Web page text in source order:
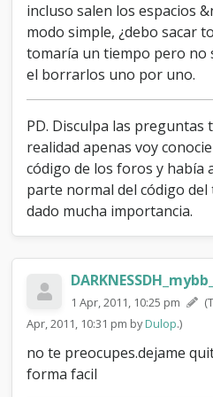
incluso salen los espacios
modo simple, ¿debo sacar
tomaría un tiempo pero no
el borrarlos uno por uno.
PD. Disculpa las preguntas
realidad apenas voy
código de los foros y había
parte normal del código del
dado mucha importancia.
1 Apr, 2011, 10:25 pm
Apr, 2011, 10:31 pm byDulop.)
no te preocupes.dejame
forma facil